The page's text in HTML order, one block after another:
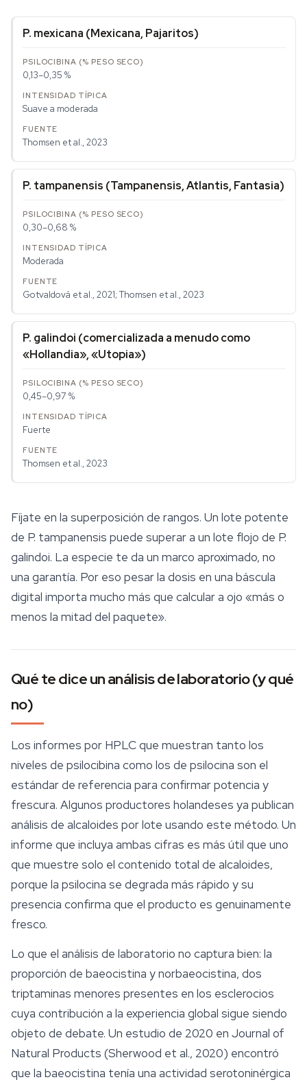
P. mexicana (Mexicana, Pajaritos)
0,13–0,35 %
Suave a moderada
Thomsen et al., 2023
P. tampanensis (Tampanensis, Atlantis, Fantasia)
0,30–0,68 %
Moderada
Gotvaldová et al., 2021; Thomsen et al., 2023
P. galindoi (comercializada a menudo como
«Hollandia», «Utopia»)
0,45–0,97 %
Fuerte
Thomsen et al., 2023
Fíjate en la superposición de rangos. Un lote potente
de P. tampanensis puede superar a un lote flojo de P.
galindoi. La especie te da un marco aproximado, no
una garantía. Por eso pesar la dosis en una báscula
digital importa mucho más que calcular a ojo «más o
menos la mitad del paquete».
Qué te dice un análisis de laboratorio (y qué
no)
Los informes por HPLC que muestran tanto los
niveles de psilocibina como los de psilocina son el
estándar de referencia para confirmar potencia y
frescura. Algunos productores holandeses ya publican
análisis de alcaloides por lote usando este método. Un
informe que incluya ambas cifras es más útil que uno
que muestre solo el contenido total de alcaloides,
porque la psilocina se degrada más rápido y su
presencia confirma que el producto es genuinamente
fresco.
Lo que el análisis de laboratorio no captura bien: la
proporción de baeocistina y norbaeocistina, dos
triptaminas menores presentes en los esclerocios
cuya contribución a la experiencia global sigue siendo
objeto de debate. Un estudio de 2020 en Journal of
Natural Products (Sherwood et al., 2020) encontró
que la baeocistina tenía una actividad serotoninérgica